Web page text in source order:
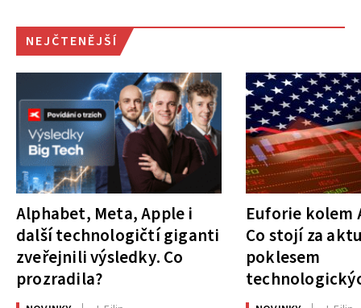
NEJČTENĚJŠÍ
Alphabet, Meta, Apple i
další technologičtí giganti
zveřejnili výsledky. Co
prozradila?
Euforie kolem
Co stojí za
poklesem